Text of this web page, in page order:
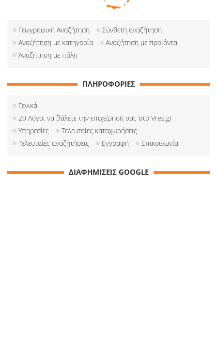
Γεωγραφική Αναζήτηση
Σύνθετη αναζήτηση
Αναζήτηση με κατηγορία
Αναζήτηση με προιόντα
Αναζήτηση με πόλη
ΠΛΗΡΟΦΟΡΙΕΣ
Γενικά
20 Λόγοι να βάλετε την επιχείρησή σας στο Vres.gr
Υπηρεσίες
Τελευταίες καταχωρήσεις
Τελευταίες αναζητήσεις
Εγγραφή Επικοινωνία
ΔΙΑΦΗΜΙΣΕΙΣ GOOGLE